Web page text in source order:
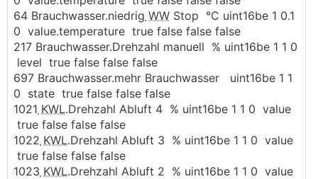
64 Brauchwasser.niedrig WW Stop °C uint16be 1 0.1
0 value.temperature true false false false
217 Brauchwasser.Drehzahl manuell % uint16be 1 1 0
level true false false false
697 Brauchwasser.mehr Brauchwasser uint16be 1 1
0 state true false false false
1021 KWL.Drehzahl Abluft 4 % uint16be 1 1 0 value
true false false false
1022 KWL.Drehzahl Abluft 3 % uint16be 1 1 0 value
true false false false
1023 KWL.Drehzahl Abluft 2 % uint16be 1 1 0 value